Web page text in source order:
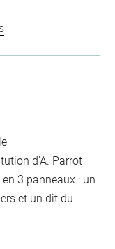
d'A. Parrot
3 panneaux : un
et un dit du